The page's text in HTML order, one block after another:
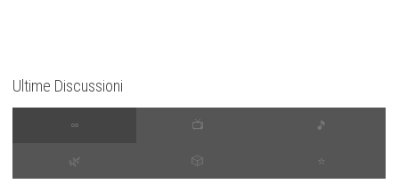
Ultime Discussioni
∞ 📺 🎵
🌿 🎲 ⭐️